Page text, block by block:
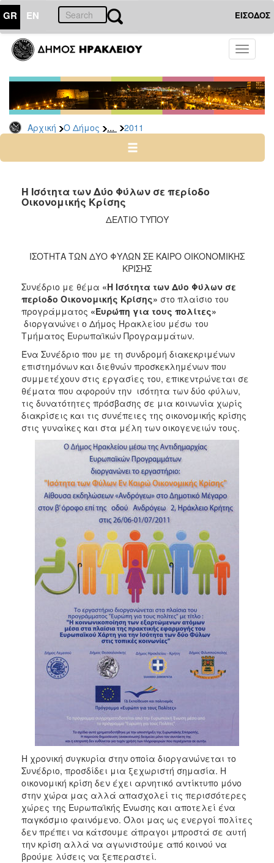
GR EN ΕΙΣΟΔΟΣ
Toggle
Αρχική Ο Δήμος ... 2011
ΔΗΜΟΣ
Δελτία
Τύπου
Αρχείο
2026
2024
2022
2019
2017
2016
2015
2013
2012
2011
2010
2006
ΑΝΘΕΚΤΙΚΗ
Η Ισότητα των Δύο Φύλων σε περίοδο
Οικονομικής Κρίσης
ΔΕΛΤΙΟ ΤΥΠΟΥ
ΙΣΟΤΗΤΑ ΤΩΝ ΔΥΟ ΦΥΛΩΝ ΣΕ ΚΑΙΡΟ ΟΙΚΟΝΟΜΙΚΗΣ
ΚΡΙΣΗΣ
Συνέδριο με θέμα «Η Ισότητα των Δύο Φύλων σε
περίοδο Οικονομικής Κρίσης» στο πλαίσιο του
προγράμματος «Ευρώπη για τους πολίτες»
διοργανώνει o Δήμος Ηρακλείου μέσω του
Τμήματος Ευρωπαϊκών Προγραμμάτων.
Ένα Συνέδριο που με τη συνδρομή διακεκριμένων
επιστημόνων και διεθνών προσκεκλημένων που
συμμετέχουν στις εργασίες του, επικεντρώνεται σε
θέματα που αφορούν την ισότητα των δύο φύλων,
τις δυνατότητες πρόσβασης σε μια κοινωνία χωρίς
διακρίσεις και τις συνέπειες της οικονομικής κρίσης
στις γυναίκες και στα μέλη των οικογενειών τους.
Η χρονική συγκυρία στην οποία διοργανώνεται το
Συνέδριο, προσδίδει μια ξεχωριστή σημασία. Η
οικονομική κρίση δεν έχει αρνητικό αντίκτυπο μόνο
στην χώρα μας αλλά απασχολεί τις περισσότερες
χώρες της Ευρωπαϊκής Ένωσης και αποτελεί ένα
παγκόσμιο φαινόμενο. Όλοι μας ως ενεργοί πολίτες
δεν πρέπει να κάτσουμε άπραγοι μπροστά σε αυτή
την κρίση αλλά να αγωνιστούμε από κοινού να
βρούμε λύσεις να ξεπεραστεί.